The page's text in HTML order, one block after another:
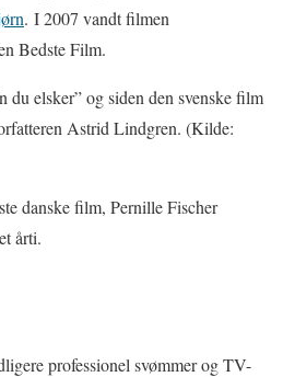
. I 2007 vandt filmen
Bedste Film.
du elsker” og siden den svenske film
Astrid Lindgren. (Kilde:
danske film, Pernille Fischer
årti.
professionel svømmer og TV-